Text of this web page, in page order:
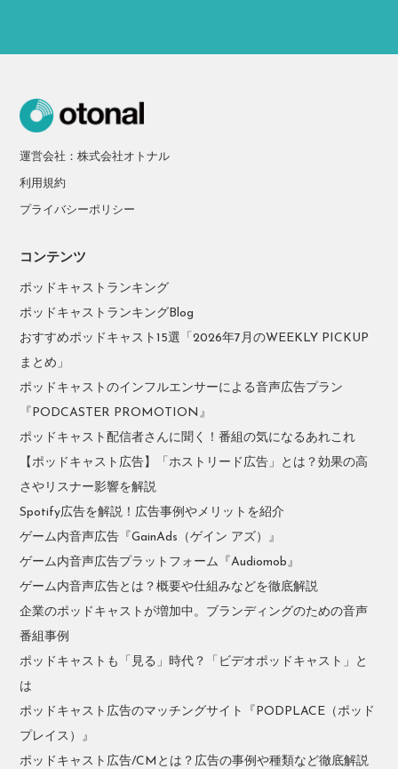
運営会社：株式会社オトナル
利用規約
プライバシーポリシー
コンテンツ
ポッドキャストランキング
ポッドキャストランキングBlog
おすすめポッドキャスト15選「2026年7月のWEEKLY PICKUP
まとめ」
ポッドキャストのインフルエンサーによる音声広告プラン
『PODCASTER PROMOTION』
ポッドキャスト配信者さんに聞く！番組の気になるあれこれ
【ポッドキャスト広告】「ホストリード広告」とは？効果の高
さやリスナー影響を解説
Spotify広告を解説！広告事例やメリットを紹介
ゲーム内音声広告『GainAds（ゲイン アズ）』
ゲーム内音声広告プラットフォーム『Audiomob』
ゲーム内音声広告とは？概要や仕組みなどを徹底解説
企業のポッドキャストが増加中。ブランディングのための音声
番組事例
ポッドキャストも「見る」時代？「ビデオポッドキャスト」と
は
ポッドキャスト広告のマッチングサイト『PODPLACE（ポッド
プレイス）』
ポッドキャスト広告/CMとは？広告の事例や種類など徹底解説